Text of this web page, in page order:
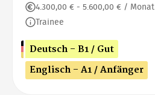
4.300,00 € - 5.600,00 € / Monat
Trainee
Deutsch - B1 / Gut
Englisch - A1 / Anfänger